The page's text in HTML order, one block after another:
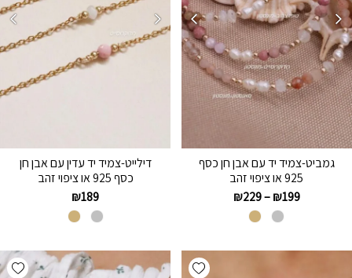
גמביט-צמיד יד עם אבן חן כסף
925 או ציפוי זהב
₪199
–
₪229
דילייט-צמיד יד עדין עם אבן חן
כסף 925 או ציפוי זהב
₪189
Add wishlist